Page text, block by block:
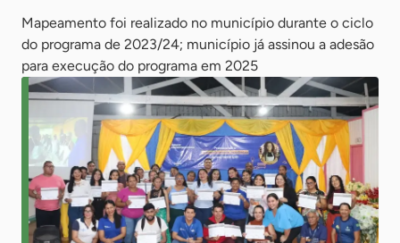
Mapeamento foi realizado no município durante o ciclo
do programa de 2023/24; município já assinou a adesão
para execução do programa em 2025